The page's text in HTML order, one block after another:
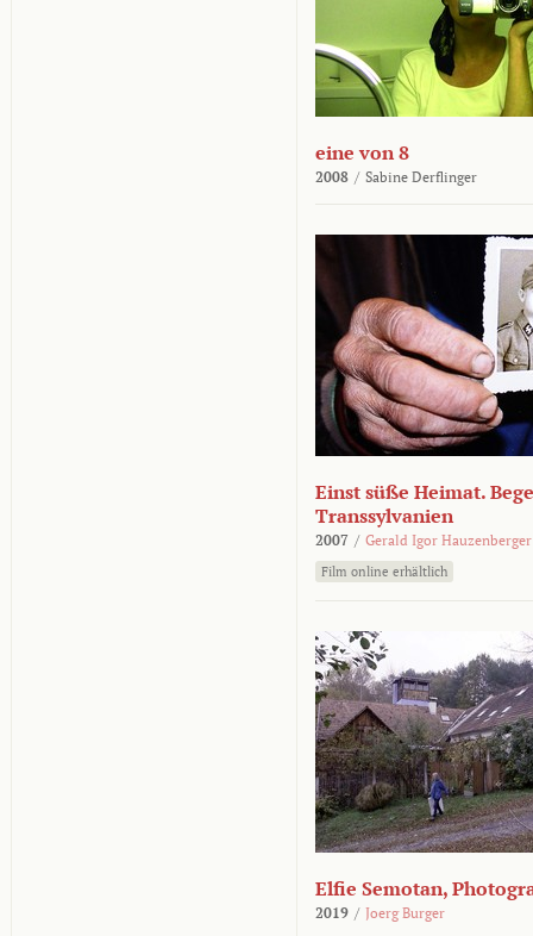
eine von 8
2008 / Sabine Derflinger
Einst süße Heimat.
Transsylvanien
2007 / Gerald Igor Hauzenberger
Film online erhältlich
Elfie Semotan,
2019 / Joerg Burger